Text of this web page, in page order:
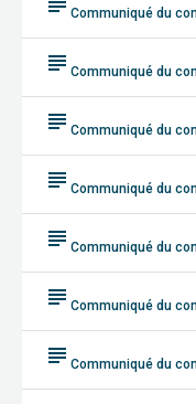
Communiqué du
subject Communiqué du
subject Communiqué du
subject Communiqué du
subject Communiqué du
subject Communiqué du
subject Communiqué du